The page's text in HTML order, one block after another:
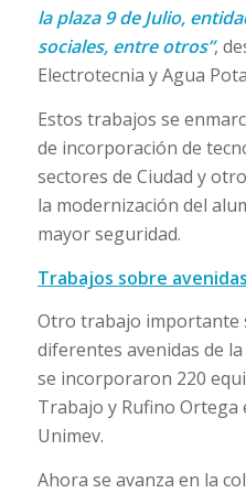
la plaza 9 de Julio,
sociales, entre otros”,
Electrotecnia y Agua
Estos trabajos se
de incorporación de
sectores de Ciudad y
la modernización del
mayor seguridad.
Trabajos sobre avenidas
Otro trabajo importante
diferentes avenidas de
se incorporaron 220
Trabajo y Rufino Ortega
Unimev.
Ahora se avanza en la